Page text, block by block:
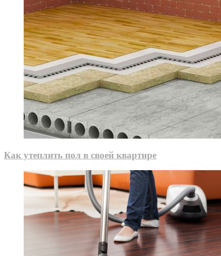
Как утеплить пол в своей квартире